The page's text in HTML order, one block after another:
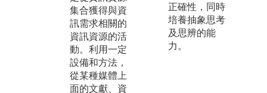
集合獲得與資
訊需求相關的
資訊資源的活
動。利用一定
設備和方法，
從某種媒體上
面的文獻、資
的特定知識，
根據一定的原
則與方法，進
行整理、加
正確性，同時
培養抽象思考
及思辨的能
力。